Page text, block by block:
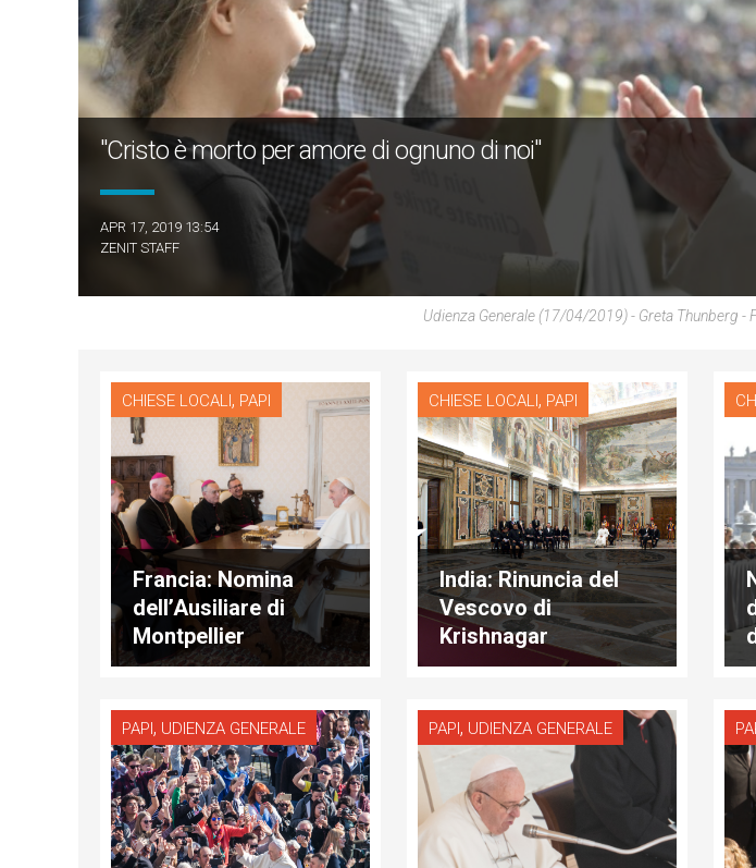
"Cristo è morto per amore di ognuno di noi"
APR 17, 2019 13:54
ZENIT STAFF
Udienza Generale (17/04/2019) - Greta Thunberg
CHIESE LOCALI, PAPI
Francia: Nomina
dell’Ausiliare di
Montpellier
CHIESE LOCALI, PAPI
India: Rinuncia del
Vescovo di
Krishnagar
PAPI , UDIENZA GENERALE PAPI, UDIENZA GENERALE